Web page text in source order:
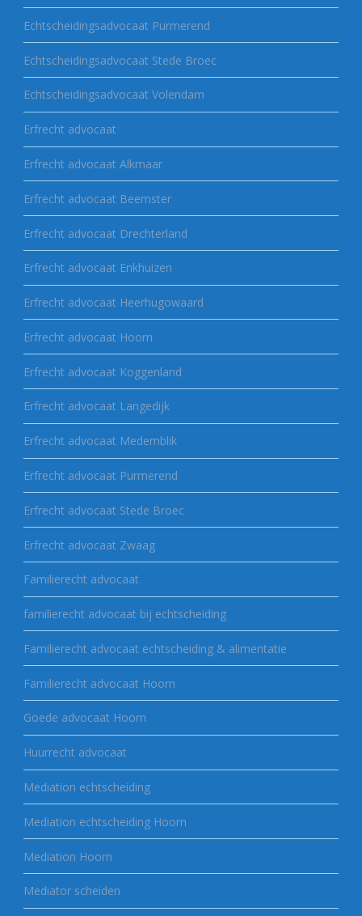
Echtscheidingsadvocaat Purmerend
Echtscheidingsadvocaat Stede Broec
Echtscheidingsadvocaat Volendam
Erfrecht advocaat
Erfrecht advocaat Alkmaar
Erfrecht advocaat Beemster
Erfrecht advocaat Drechterland
Erfrecht advocaat Enkhuizen
Erfrecht advocaat Heerhugowaard
Erfrecht advocaat Hoorn
Erfrecht advocaat Koggenland
Erfrecht advocaat Langedijk
Erfrecht advocaat Medemblik
Erfrecht advocaat Purmerend
Erfrecht advocaat Stede Broec
Erfrecht advocaat Zwaag
Familierecht advocaat
familierecht advocaat bij echtscheiding
Familierecht advocaat echtscheiding & alimentatie
Familierecht advocaat Hoorn
Goede advocaat Hoorn
Huurrecht advocaat
Mediation echtscheiding
Mediation echtscheiding Hoorn
Mediation Hoorn
Mediator scheiden